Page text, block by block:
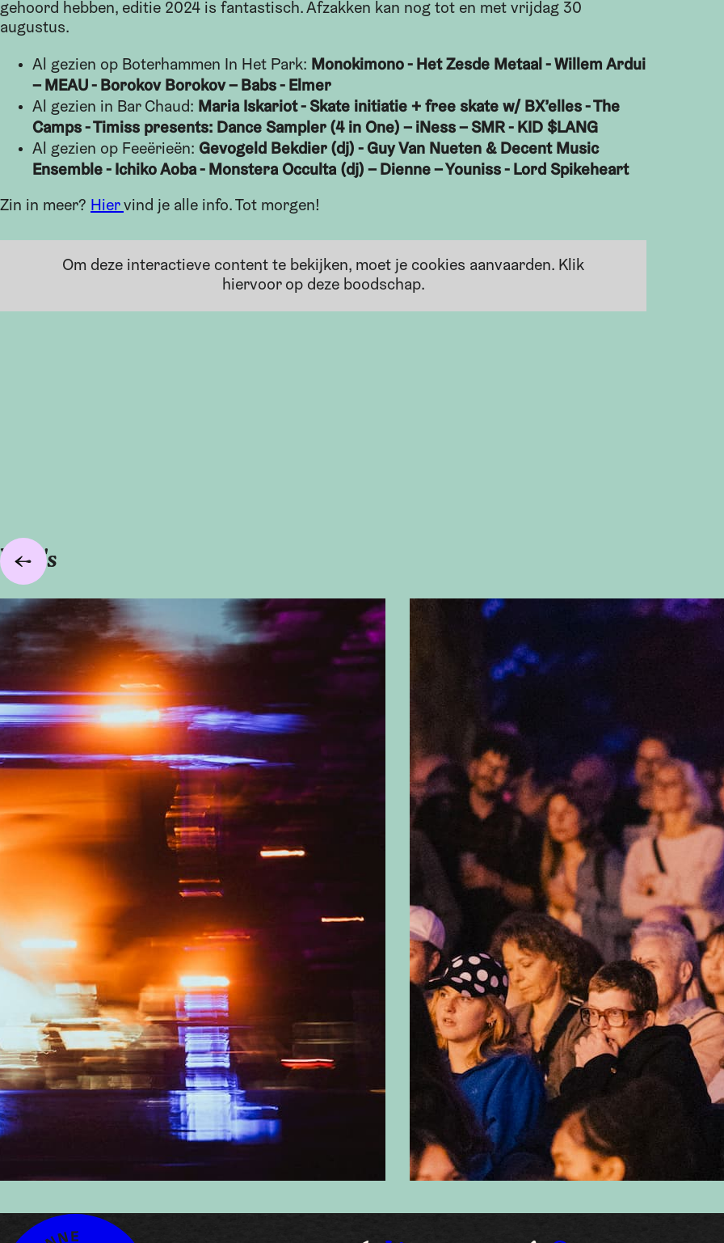
gehoord hebben, editie 2024 is fantastisch. Afzakken kan nog tot en met vrijdag 30
augustus.
Al gezien op Boterhammen In Het Park: Monokimono - Het Zesde Metaal - Willem Ardui
– MEAU - Borokov Borokov – Babs - Elmer
Al gezien in Bar Chaud: Maria Iskariot - Skate initiatie + free skate w/ BX’elles - The
Camps - Timiss presents: Dance Sampler (4 in One) – iNess – SMR - KID $LANG
Al gezien op Feeërieën: Gevogeld Bekdier (dj) - Guy Van Nueten & Decent Music
Ensemble - Ichiko Aoba - Monstera Occulta (dj) – Dienne – Youniss - Lord Spikeheart
Zin in meer? Hier vind je alle info. Tot morgen!
Foto's